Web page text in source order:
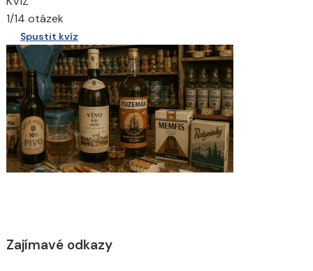
1/14 otázek
Spustit kvíz
Zajímavé odkazy